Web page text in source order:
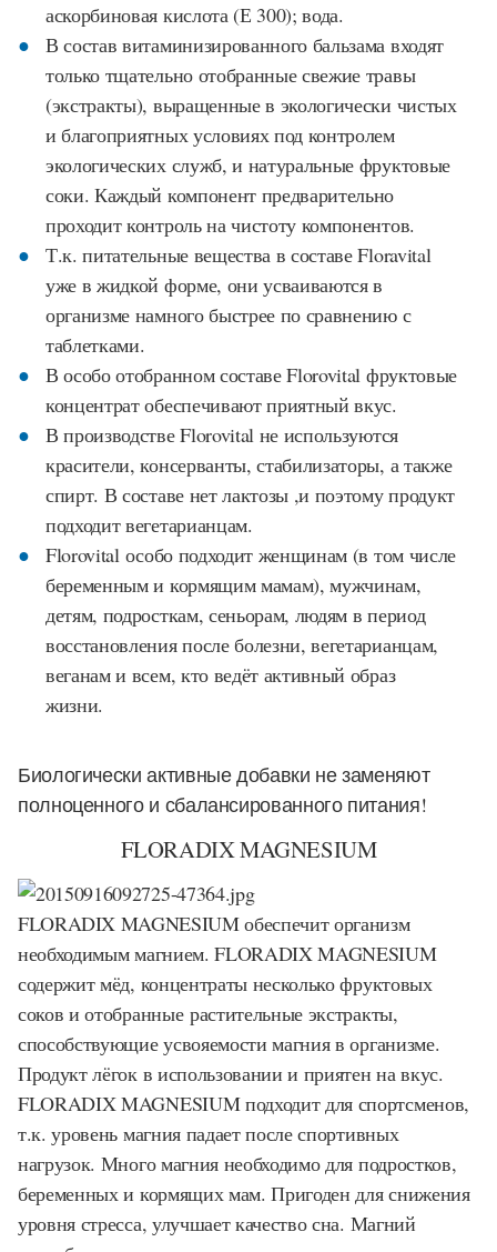
аскорбиновая кислота (Е 300); вода.
В состав витаминизированного бальзама входят
только тщательно отобранные свежие травы
(экстракты), выращенные в экологически чистых
и благоприятных условиях под контролем
экологических служб, и натуральные фруктовые
соки. Каждый компонент предварительно
проходит контроль на чистоту компонентов.
Т.к. питательные вещества в составе Floravital
уже в жидкой форме, они усваиваются в
организме намного быстрее по сравнению с
таблетками.
В особо отобранном составе Florovital фруктовые
концентрат обеспечивают приятный вкус.
В производстве Florovital не используются
красители, консерванты, стабилизаторы, а также
спирт. В составе нет лактозы ,и поэтому продукт
подходит вегетарианцам.
Florovital особо подходит женщинам (в том числе
беременным и кормящим мамам), мужчинам,
детям, подросткам, сеньорам, людям в период
восстановления после болезни, вегетарианцам,
веганам и всем, кто ведёт активный образ
жизни.
Биологически активные добавки не заменяют
полноценного и сбалансированного питания!
FLORADIX MAGNESIUM
FLORADIX MAGNESIUMобеспечит организм
необходимым магнием. FLORADIX MAGNESIUM
содержит мёд, концентраты несколько фруктовых
соков и отобранные растительные экстракты,
способствующие усвояемости магния в организме.
Продукт лёгок в использовании и приятен на вкус.
FLORADIX MAGNESIUM подходит для спортсменов,
т.к. уровень магния падает после спортивных
нагрузок. Много магния необходимо для подростков,
беременных и кормящих мам. Пригоден для снижения
уровня стресса, улучшает качество сна. Магний